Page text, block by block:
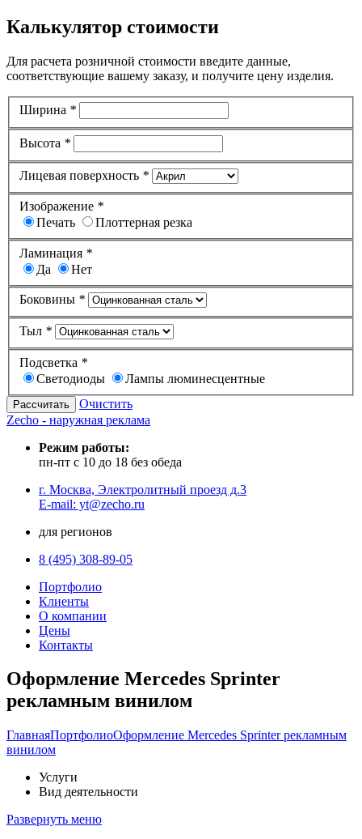
Калькулятор стоимости
Для расчета розничной стоимости введите данные,
соответствующие вашему заказу, и получите цену изделия.
Ширина *
Высота *
Лицевая поверхность *
Изображение *
Печать
Плоттерная резка
Ламинация *
Да
Нет
Боковины *
Тыл *
Подсветка *
Светодиоды
Лампы люминесцентные
Очистить
Zecho - наружная реклама
Режим работы:
пн-пт с 10 до 18 без обеда
г. Москва, Электролитный проезд д.3
E-mail: yt@zecho.ru
для регионов
8 (495) 308-89-05
Портфолио
Клиенты
О компании
Цены
Контакты
Оформление Mercedes Sprinter
рекламным винилом
ГлавнаяПортфолиоОформление Mercedes Sprinter рекламным
винилом
Услуги
Вид деятельности
Развернуть меню